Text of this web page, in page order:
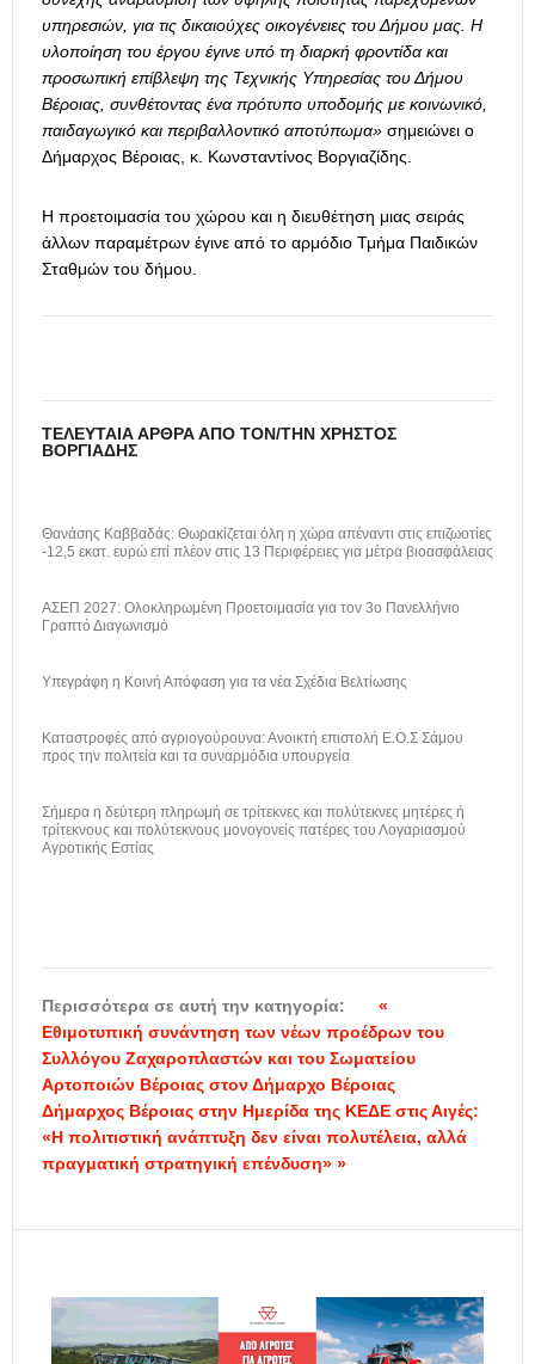
υπηρεσιών, για τις δικαιούχες οικογένειες του Δήμου μας. Η
υλοποίηση του έργου έγινε υπό τη διαρκή φροντίδα και
προσωπική επίβλεψη της Τεχνικής Υπηρεσίας του Δήμου
Βέροιας, συνθέτοντας ένα πρότυπο υποδομής με κοινωνικό,
παιδαγωγικό και περιβαλλοντικό αποτύπωμα» σημειώνει ο
Δήμαρχος Βέροιας, κ. Κωνσταντίνος Βοργιαζίδης.
Η προετοιμασία του χώρου και η διευθέτηση μιας σειράς
άλλων παραμέτρων έγινε από το αρμόδιο Τμήμα Παιδικών
Σταθμών του δήμου.
ΤΕΛΕΥΤΑΊΑ ΆΡΘΡΑ ΑΠΌ ΤΟΝ/ΤΗΝ ΧΡΉΣΤΟΣ
ΒΟΡΓΙΆΔΗΣ
Θανάσης Καββαδάς: Θωρακίζεται όλη η χώρα απέναντι στις επιζωοτίες
-12,5 εκατ. ευρώ επί πλέον στις 13 Περιφέρειες για μέτρα βιοασφάλειας
ΑΣΕΠ 2027: Ολοκληρωμένη Προετοιμασία για τον 3ο Πανελλήνιο
Γραπτό Διαγωνισμό
Υπεγράφη η Κοινή Απόφαση για τα νέα Σχέδια Βελτίωσης
Καταστροφές από αγριογούρουνα: Ανοικτή επιστολή Ε.Ο.Σ Σάμου
προς την πολιτεία και τα συναρμόδια υπουργεία
Σήμερα η δεύτερη πληρωμή σε τρίτεκνες και πολύτεκνες μητέρες ή
τρίτεκνους και πολύτεκνους μονογονείς πατέρες του Λογαριασμού
Αγροτικής Εστίας
Περισσότερα σε αυτή την κατηγορία:
«
Εθιμοτυπική συνάντηση των νέων προέδρων του
Συλλόγου Ζαχαροπλαστών και του Σωματείου
Αρτοποιών Βέροιας στον Δήμαρχο Βέροιας
Δήμαρχος Βέροιας στην Ημερίδα της ΚΕΔΕ στις Αιγές:
«Η πολιτιστική ανάπτυξη δεν είναι πολυτέλεια, αλλά
πραγματική στρατηγική επένδυση» »